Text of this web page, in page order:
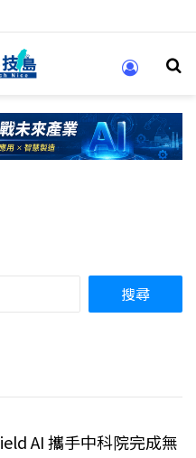
AI 攜手中科院完成無